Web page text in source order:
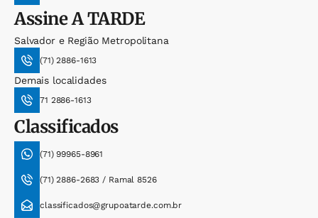
AssineA TARDE
Salvador e Região Metropolitana
(71) 2886-1613
Demais localidades
71 2886-1613
Classificados
(71) 99965-8961
(71) 2886-2683 / Ramal 8526
classificados@grupoatarde.com.br